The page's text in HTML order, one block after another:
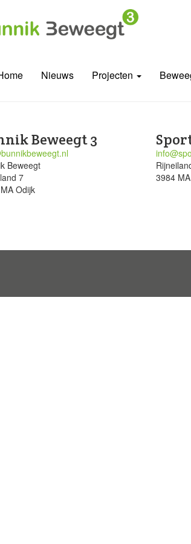
Nieuws Projecten
Beweegt 3
Beweegt
7
Odijk
3984